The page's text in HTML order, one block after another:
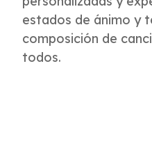
estados de ánimo y
composición de
todos.